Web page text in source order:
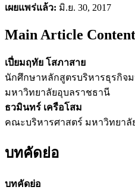
เผยแพร่แล้ว: มิ.ย. 30, 2017
Main Article Content
เปี่ยมฤทัย โสภาสาย
นักศึกษาหลักสูตรบริหารธุรกิ
มหาวิทยาลัยอุบลราชธานี
ธวมินทร์ เครือโสม
คณะบริหารศาสตร์ มหาวิทยาลั
บทคัดย่อ
บทคัดย่อ